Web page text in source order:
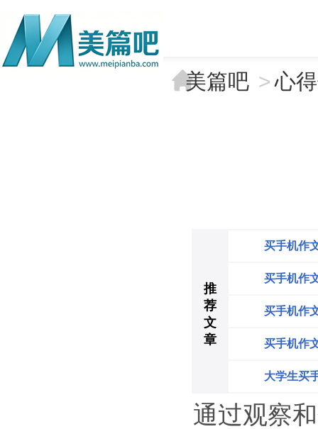
美篇吧 > 心
推
荐
文
章
买手机作
买手机作
买手机作
买手机作
大学生买
通过观察